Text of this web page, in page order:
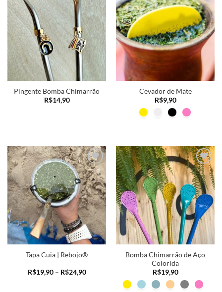
Adicionar
a minha
Pingente Bomba Chimarrão
R$14,90
Adicionar
a minha
lista
Cevador de Mate
R$9,90
Adicionar
a minha
lista
Tapa Cuia | Rebojo®
R$19,90 – R$24,90Faixa
Adicionar
a minha
lista
Bomba Chimarrão de Aço
Colorida
R$19,90